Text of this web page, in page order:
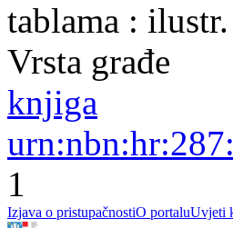
tablama :
Vrsta građe
knjiga
1
Izjava o pristupačnostiO portaluUvjeti